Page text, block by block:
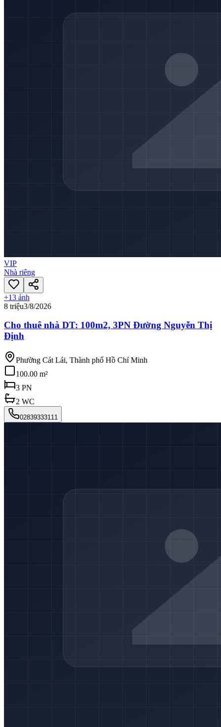
VIP
Nhà riêng
+13 ảnh
8 triệu3/8/2026
Cho thuê nhà DT: 100m2, 3PN Đường Nguyễn Thị
Định
Phường Cát Lái, Thành phố Hồ Chí Minh
100.00 m²
3 PN
2 WC
02839333111